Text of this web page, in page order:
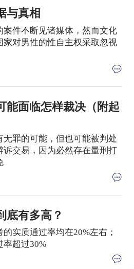
与真相
案件不断见诸媒体，然而文化
家对男性的性自主权采取忽视
能面临怎样裁决（附起
罪的可能，但也可能被判处
交易，因为必然存在量刑打
底有多高？
实质通过率均在20%左右；
率超过30%